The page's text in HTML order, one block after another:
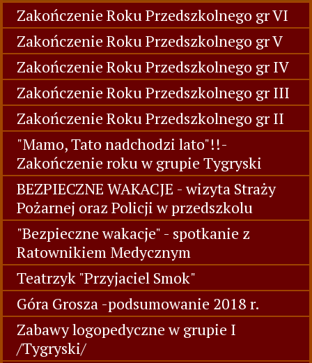
Zakończenie Roku Przedszkolnego gr VI
Zakończenie Roku Przedszkolnego gr V
Zakończenie Roku Przedszkolnego gr IV
Zakończenie Roku Przedszkolnego gr III
Zakończenie Roku Przedszkolnego gr II
"Mamo, Tato nadchodzi lato"!!-
Zakończenie roku w grupie Tygryski
BEZPIECZNE WAKACJE - wizyta Straży
Pożarnej oraz Policji w przedszkolu
"Bezpieczne wakacje" - spotkanie z
Ratownikiem Medycznym
Teatrzyk "Przyjaciel Smok"
Góra Grosza -podsumowanie 2018 r.
Zabawy logopedyczne w grupie I
/Tygryski/